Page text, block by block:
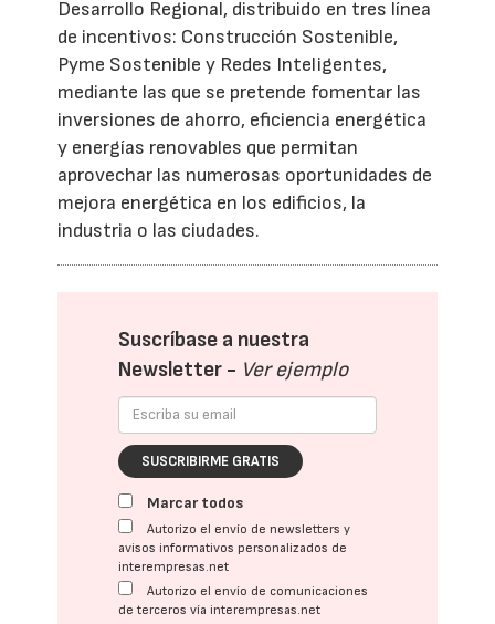
Desarrollo Regional, distribuido en tres línea
de incentivos: Construcción Sostenible,
Pyme Sostenible y Redes Inteligentes,
mediante las que se pretende fomentar las
inversiones de ahorro, eficiencia energética
y energías renovables que permitan
aprovechar las numerosas oportunidades de
mejora energética en los edificios, la
industria o las ciudades.
Suscríbase a nuestra
Newsletter - Ver ejemplo
SUSCRIBIRME GRATIS
Marcar todos
Autorizo el envío de newsletters y
avisos informativos personalizados de
interempresas.net
Autorizo el envío de comunicaciones
de terceros vía interempresas.net